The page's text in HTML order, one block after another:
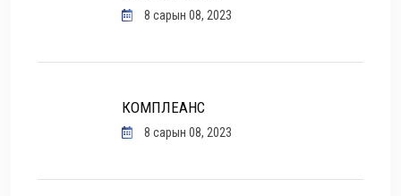
8 сарын 08, 2023
КОМПЛЕАНС
8 сарын 08, 2023